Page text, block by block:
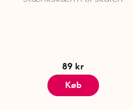
89 kr
Køb